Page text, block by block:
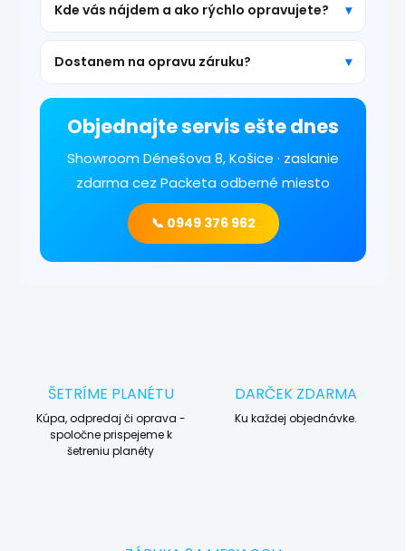
Kde vás nájdem a ako rýchlo opravujete?
Dostanem na opravu záruku?
Objednajte servis ešte dnes
Showroom Dénešova 8, Košice · zaslanie
zdarma cez Packeta odberné miesto
📞 0949 376 962
ŠETRÍME PLANÉTU
Kúpa, odpredaj či oprava -
spoločne prispejeme k
šetreniu planéty
DARČEK ZDARMA
Ku každej objednávke.